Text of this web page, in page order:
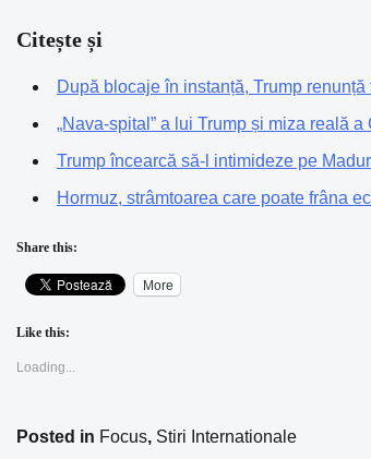
Citește și
După blocaje în instanță, Trump
„Nava-spital” a lui Trump și miza reală a
Trump încearcă să-l intimideze pe
Hormuz, strâmtoarea care poate frâna
Share this:
More
Like this:
Loading...
Posted in Focus, Stiri Internationale